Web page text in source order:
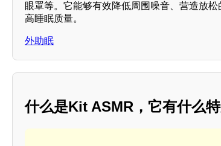
眼罩等。它能够有效降低周围噪音、营造放
高睡眠质量。
外助眠
什么是Kit ASMR，它有什么